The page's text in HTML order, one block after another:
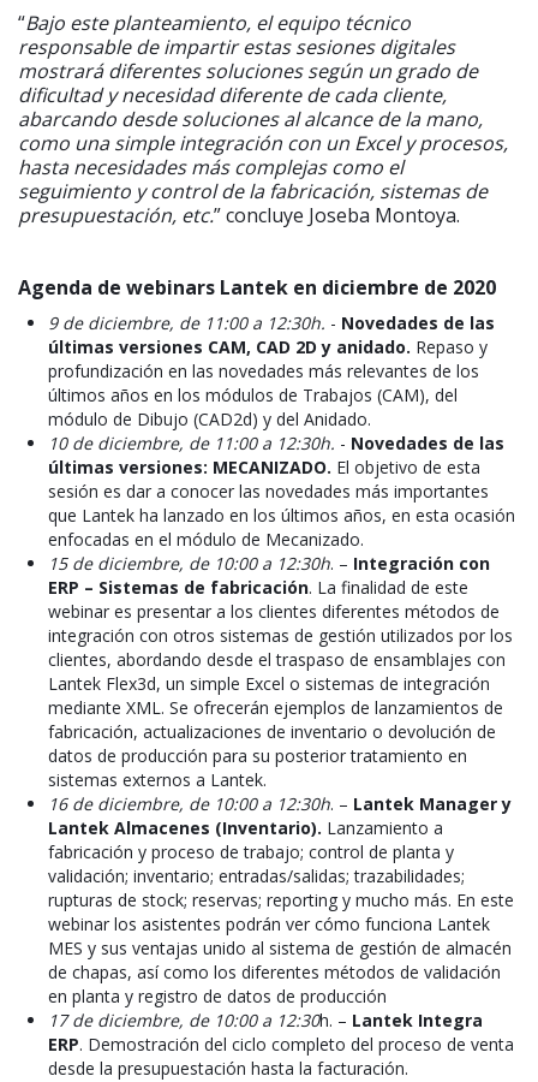
“Bajo este planteamiento, el equipo técnico
responsable de impartir estas sesiones digitales
mostrará diferentes soluciones según un grado de
dificultad y necesidad diferente de cada cliente,
abarcando desde soluciones al alcance de la mano,
como una simple integración con un Excel y procesos,
hasta necesidades más complejas como el
seguimiento y control de la fabricación, sistemas de
presupuestación, etc.” concluye Joseba Montoya.
Agenda de webinars Lantek en diciembre de 2020
9 de diciembre, de 11:00 a 12:30h. - Novedades de las
últimas versiones CAM, CAD 2D y anidado. Repaso y
profundización en las novedades más relevantes de los
últimos años en los módulos de Trabajos (CAM), del
módulo de Dibujo (CAD2d) y del Anidado.
10 de diciembre, de 11:00 a 12:30h. - Novedades de las
últimas versiones: MECANIZADO. El objetivo de esta
sesión es dar a conocer las novedades más importantes
que Lantek ha lanzado en los últimos años, en esta ocasión
enfocadas en el módulo de Mecanizado.
15 de diciembre, de 10:00 a 12:30h. – Integración con
ERP – Sistemas de fabricación. La finalidad de este
webinar es presentar a los clientes diferentes métodos de
integración con otros sistemas de gestión utilizados por los
clientes, abordando desde el traspaso de ensamblajes con
Lantek Flex3d, un simple Excel o sistemas de integración
mediante XML. Se ofrecerán ejemplos de lanzamientos de
fabricación, actualizaciones de inventario o devolución de
datos de producción para su posterior tratamiento en
sistemas externos a Lantek.
16 de diciembre, de 10:00 a 12:30h. – Lantek Manager y
Lantek Almacenes (Inventario). Lanzamiento a
fabricación y proceso de trabajo; control de planta y
validación; inventario; entradas/salidas; trazabilidades;
rupturas de stock; reservas; reporting y mucho más. En este
webinar los asistentes podrán ver cómo funciona Lantek
MES y sus ventajas unido al sistema de gestión de almacén
de chapas, así como los diferentes métodos de validación
en planta y registro de datos de producción
17 de diciembre, de 10:00 a 12:30h. – Lantek Integra
ERP. Demostración del ciclo completo del proceso de venta
desde la presupuestación hasta la facturación.